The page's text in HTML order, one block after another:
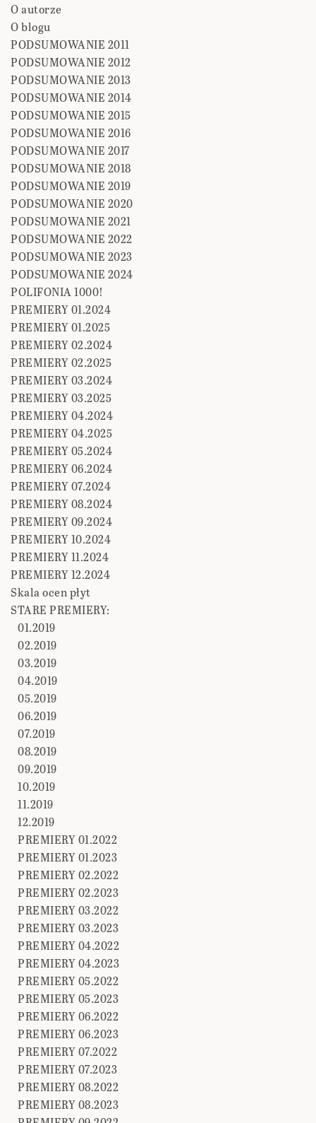
O autorze
O blogu
PODSUMOWANIE 2011
PODSUMOWANIE 2012
PODSUMOWANIE 2013
PODSUMOWANIE 2014
PODSUMOWANIE 2015
PODSUMOWANIE 2016
PODSUMOWANIE 2017
PODSUMOWANIE 2018
PODSUMOWANIE 2019
PODSUMOWANIE 2020
PODSUMOWANIE 2021
PODSUMOWANIE 2022
PODSUMOWANIE 2023
PODSUMOWANIE 2024
POLIFONIA 1000!
PREMIERY 01.2024
PREMIERY 01.2025
PREMIERY 02.2024
PREMIERY 02.2025
PREMIERY 03.2024
PREMIERY 03.2025
PREMIERY 04.2024
PREMIERY 04.2025
PREMIERY 05.2024
PREMIERY 06.2024
PREMIERY 07.2024
PREMIERY 08.2024
PREMIERY 09.2024
PREMIERY 10.2024
PREMIERY 11.2024
PREMIERY 12.2024
Skala ocen płyt
STARE PREMIERY:
01.2019
02.2019
03.2019
04.2019
05.2019
06.2019
07.2019
08.2019
09.2019
10.2019
11.2019
12.2019
PREMIERY 01.2022
PREMIERY 01.2023
PREMIERY 02.2022
PREMIERY 02.2023
PREMIERY 03.2022
PREMIERY 03.2023
PREMIERY 04.2022
PREMIERY 04.2023
PREMIERY 05.2022
PREMIERY 05.2023
PREMIERY 06.2022
PREMIERY 06.2023
PREMIERY 07.2022
PREMIERY 07.2023
PREMIERY 08.2022
PREMIERY 08.2023